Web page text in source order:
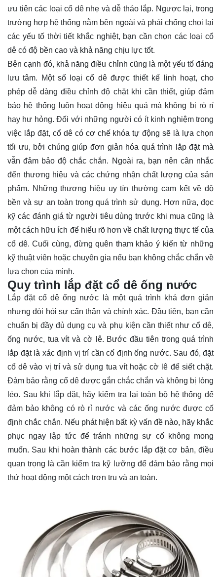
ưu tiên các loại cổ dê nhẹ và dễ tháo lắp. Ngược lại, trong
trường hợp hệ thống nằm bên ngoài và phải chống chọi lại
các yếu tố thời tiết khắc nghiệt, bạn cần chọn các loại cổ
dê có độ bền cao và khả năng chịu lực tốt.
Bên cạnh đó, khả năng điều chỉnh cũng là một yếu tố đáng
lưu tâm. Một số loại cổ dê được thiết kế linh hoạt, cho
phép dễ dàng điều chỉnh độ chặt khi cần thiết, giúp đảm
bảo hệ thống luôn hoạt động hiệu quả mà không bị rò rỉ
hay hư hỏng. Đối với những người có ít kinh nghiệm trong
việc lắp đặt, cổ dê có cơ chế khóa tự động sẽ là lựa chọn
tối ưu, bởi chúng giúp đơn giản hóa quá trình lắp đặt mà
vẫn đảm bảo độ chắc chắn. Ngoài ra, bạn nên cân nhắc
đến thương hiệu và các chứng nhận chất lượng của sản
phẩm. Những thương hiệu uy tín thường cam kết về độ
bền và sự an toàn trong quá trình sử dụng. Hơn nữa, đọc
kỹ các đánh giá từ người tiêu dùng trước khi mua cũng là
một cách hữu ích để hiểu rõ hơn về chất lượng thực tế của
cổ dê. Cuối cùng, đừng quên tham khảo ý kiến từ những
kỹ thuật viên hoặc chuyên gia nếu bạn không chắc chắn về
lựa chọn của mình.
Quy trình lắp đặt cổ dê ống nước
Lắp đặt cổ dê ống nước là một quá trình khá đơn giản
nhưng đòi hỏi sự cẩn thận và chính xác. Đầu tiên, bạn cần
chuẩn bị đầy đủ dụng cụ và phụ kiện cần thiết như cổ dê,
ống nước, tua vít và cờ lê. Bước đầu tiên trong quá trình
lắp đặt là xác định vị trí cần cố định ống nước. Sau đó, đặt
cổ dê vào vị trí và sử dụng tua vít hoặc cờ lê để siết chặt.
Đảm bảo rằng cổ dê được gắn chắc chắn và không bị lỏng
lẻo. Sau khi lắp đặt, hãy kiểm tra lại toàn bộ hệ thống để
đảm bảo không có rò rỉ nước và các ống nước được cố
định chắc chắn. Nếu phát hiện bất kỳ vấn đề nào, hãy khắc
phục ngay lập tức để tránh những sự cố không mong
muốn. Sau khi hoàn thành các bước lắp đặt cơ bản, điều
quan trọng là cần kiểm tra kỹ lưỡng để đảm bảo rằng mọi
thứ hoạt động một cách trơn tru và an toàn.